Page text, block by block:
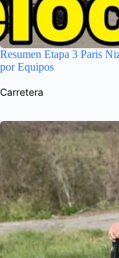
Resumen Etapa 3 Paris
por Equipos
Carretera